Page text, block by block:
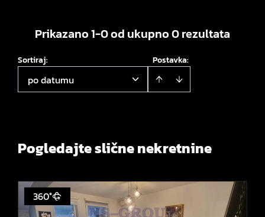
Prikazano 1-0 od ukupno 0 rezultata
Postavka:
Sortiraj:
po datumu
Pogledajte slične nekretnine
360°